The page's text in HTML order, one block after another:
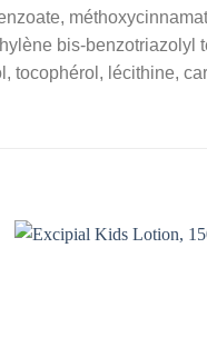
bis-
tocophérol, lécithine,